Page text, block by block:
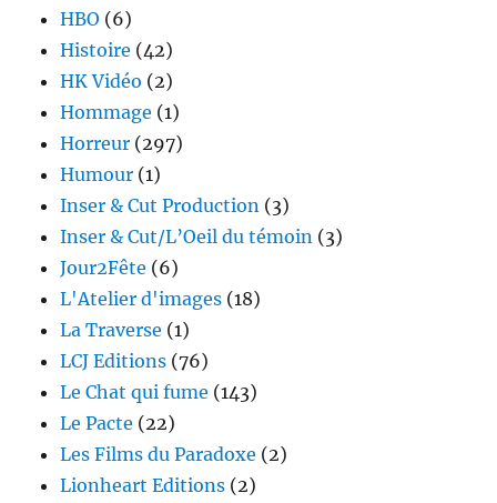
HBO (6)
Histoire (42)
HK Vidéo (2)
Hommage (1)
Horreur (297)
Humour (1)
Inser & Cut Production (3)
Inser & Cut/L’Oeil du témoin (3)
Jour2Fête (6)
L'Atelier d'images (18)
La Traverse (1)
LCJ Editions (76)
Le Chat qui fume (143)
Le Pacte (22)
Les Films du Paradoxe (2)
Lionheart Editions (2)